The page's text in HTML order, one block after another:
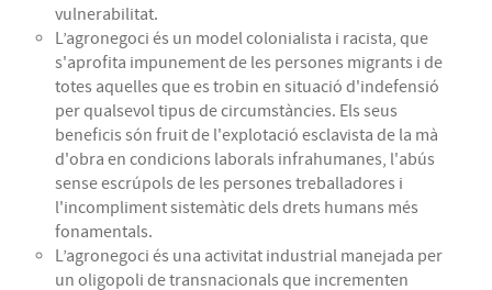
vulnerabilitat.
L’agronegoci és un model colonialista i racista, que
s'aprofita impunement de les persones migrants i de
totes aquelles que es trobin en situació d'indefensió
per qualsevol tipus de circumstàncies. Els seus
beneficis són fruit de l'explotació esclavista de la mà
d'obra en condicions laborals infrahumanes, l'abús
sense escrúpols de les persones treballadores i
l'incompliment sistemàtic dels drets humans més
fonamentals.
L’agronegoci és una activitat industrial manejada per
un oligopoli de transnacionals que incrementen